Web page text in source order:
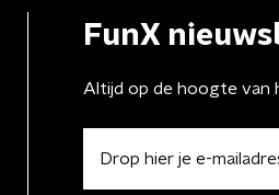
FunX
Altijd op de hoogte van